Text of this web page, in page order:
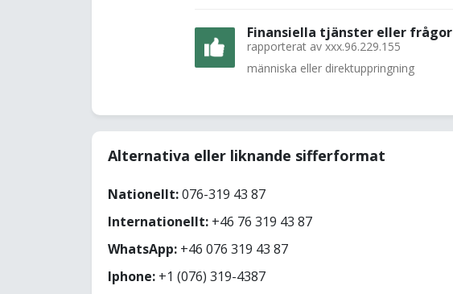
Finansiella tjänster eller frågor
rapporterat av xxx.96.229.155
människa eller direktuppringning
Alternativa eller liknande sifferformat
Nationellt:076-319 43 87
Internationellt: +46 76 319 43 87
WhatsApp: +46 076 319 43 87
Iphone: +1 (076) 319-4387